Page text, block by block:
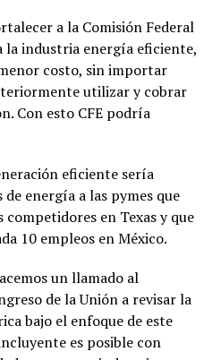
a la Comisión Federal
la industria energía eficiente,
costo, sin importar
utilizar y cobrar
Con esto CFE podría
eficiente sería
energía a las pymes que
competidores en Texas y que
10 empleos en México.
un llamado al
de la Unión a revisar la
bajo el enfoque de este
es posible con